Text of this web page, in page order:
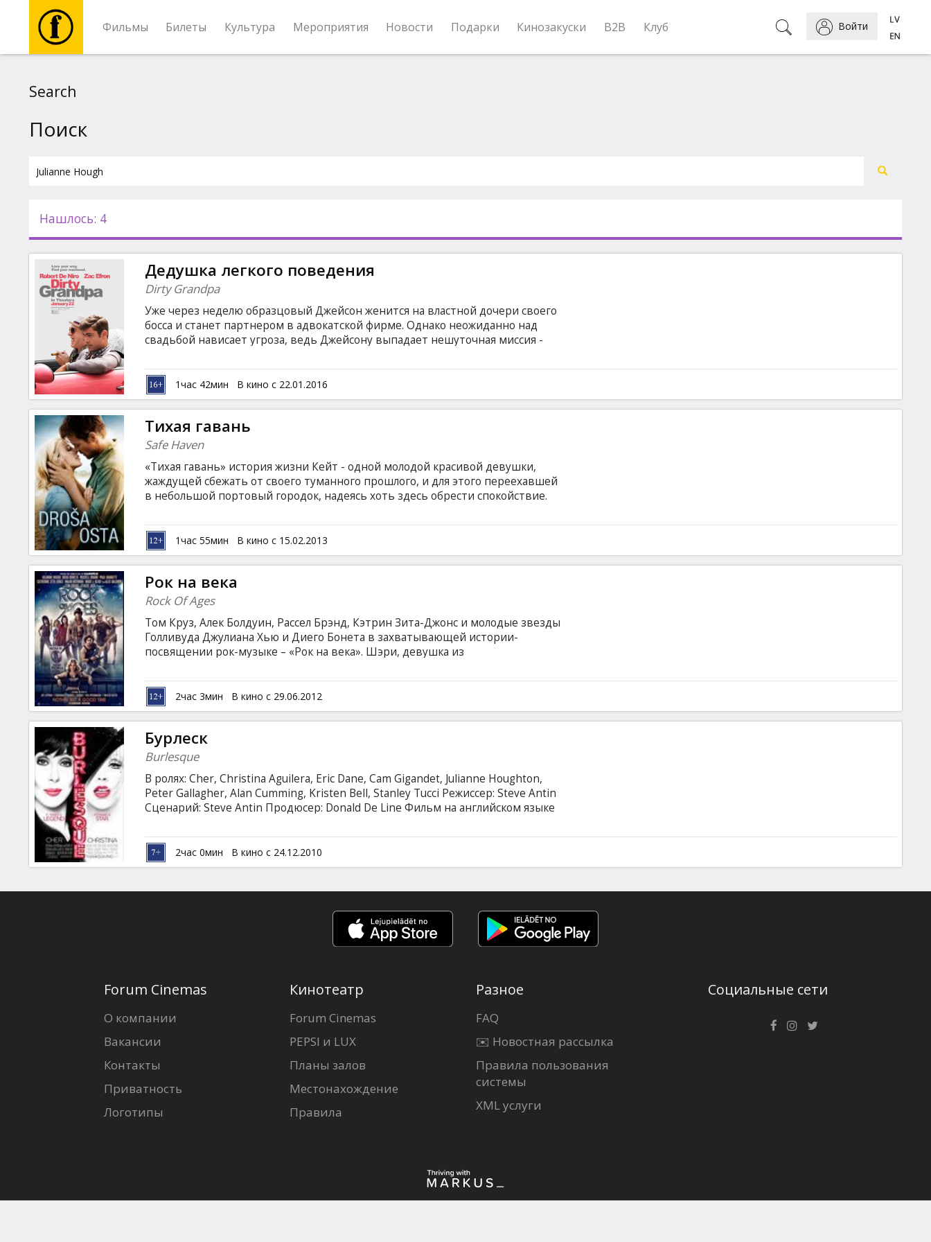
Фильмы Билеты Культура Мероприятия Новости Подарки Кинозакуски B2B Клуб Войти
Новости
Подарки
Кинозакуски
B2B
Клуб
Search
Поиск
Нашлось: 4
Дедушка легкого поведения
Dirty Grandpa
Уже через неделю образцовый Джейсон женится на властной дочери своего
босса и станет партнером в адвокатской фирме. Однако неожиданно над
свадьбой нависает угроза, ведь Джейсону выпадает нешуточная миссия -
это означает сумасшедшие студенческие вечеринки, драки в баре и
незобываемые вечера караоке, поскольку Дик дал себе зарок жить на
полную катушку! Фильм на английском языке с субтитрами на латышском и
русском языках.
1час 42мин В кино с 22.01.2016
Тихая гавань
Safe Haven
«Тихая гавань» история жизни Кейт - одной молодой красивой девушки,
жаждущей сбежать от своего туманного прошлого, и для этого переехавшей
в небольшой портовый городок, надеясь хоть здесь обрести спокойствие.
вызывает ещё больший интерес к своей загадочной персоне. Встреча с
владельцем небольшого магазинчика Алексом – молодым мужчиной,
овдовевшим отцом–одиночкой и новым соседом - холостяком Джо,
переворачивает ее жизнь.
1час 55мин В кино с 15.02.2013
Рок на века
Rock Of Ages
Том Круз, Алек Болдуин, Рассел Брэнд, Кэтрин Зита-Джонс и молодые звезды
Голливуда Джулиана Хью и Диего Бонета в захватывающей истории-
посвящении рок-музыке – «Рок на века». Шэри, девушка из
воплотить в жизнь свои мечты. Там она встречает Дрю, местного парня,
талантливого музыканта... Их любовные перипетии перекликаются с
событиями в самом популярном музыкальном клубе города, в котором
жизнь протекает под бешенный ритм рок-н-ролла.
2час 3мин В кино с 29.06.2012
Бурлеск
Burlesque
В ролях: Cher, Christina Aguilera, Eric Dane, Cam Gigandet, Julianne Houghton,
Peter Gallagher, Alan Cumming, Kristen Bell, Stanley Tucci Режиссер: Steve Antin
Сценарий: Steve Antin Продюсер: Donald De Line Фильм на английском языке
2час 0мин В кино с 24.12.2010
Forum Cinemas
О компании
Вакансии
Контакты
Приватность
Логотипы
Кинотеатр
Forum Cinemas
PEPSI и LUX
Планы залов
Местонахождение
Правила
Разное
FAQ
✉️ Новостная рассылка
Правила пользования
системы
XML услуги
Социальные сети